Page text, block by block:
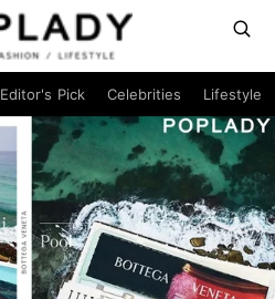
Editor's Pick Celebrities Lifestyle